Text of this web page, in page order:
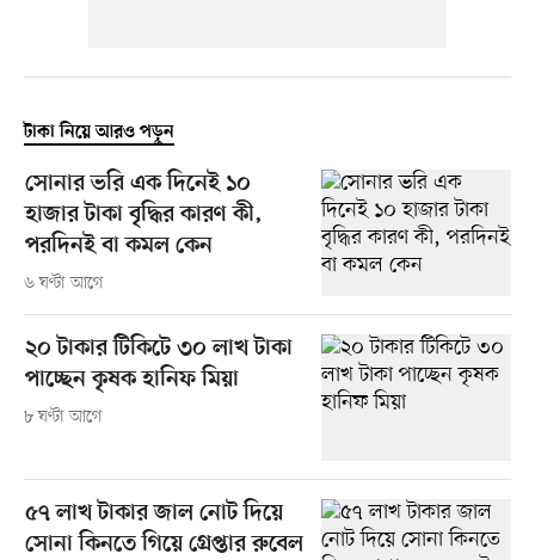
টাকা নিয়ে আরও পড়ুন
সোনার ভরি এক দিনেই ১০
হাজার টাকা বৃদ্ধির কারণ কী,
পরদিনই বা কমল কেন
৬ ঘণ্টা আগে
২০ টাকার টিকিটে ৩০ লাখ টাকা
পাচ্ছেন কৃষক হানিফ মিয়া
৮ ঘণ্টা আগে
৫৭ লাখ টাকার জাল নোট দিয়ে
সোনা কিনতে গিয়ে গ্রেপ্তার রুবেল